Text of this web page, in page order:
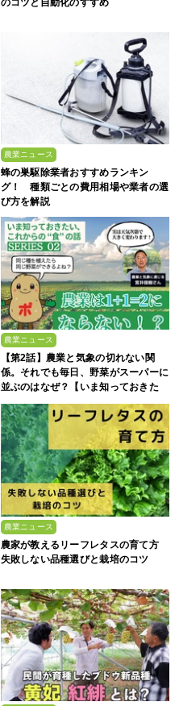
農業ニュース
蜂の巣駆除業者おすすめランキン
グ！ 種類ごとの費用相場や業者の選
び方を解説
農業ニュース
【第2話】農業と気象の切れない関
係。それでも毎日、野菜がスーパーに
並ぶのはなぜ？【いま知っておきた
い、これからの”食”の話】
農業ニュース
農家が教えるリーフレタスの育て方
失敗しない品種選びと栽培のコツ